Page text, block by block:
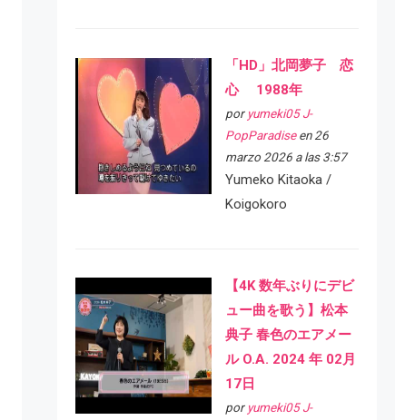
「HD」北岡夢子 恋
心 1988年
por yumeki05 J-
PopParadiseen 26
marzo 2026 a las 3:57
Yumeko Kitaoka /
Koigokoro
【4K 数年ぶりにデビ
ュー曲を歌う】松本
典子 春色のエアメー
ル O.A. 2024 年 02月
17日
por yumeki05 J-